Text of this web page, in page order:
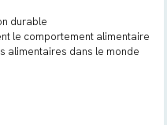
durable
le comportement alimentaire
alimentaires dans le monde